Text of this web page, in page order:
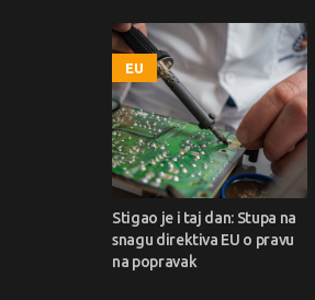
EU
Stigao je i taj dan: Stupa na
snagu direktiva EU o pravu
na popravak